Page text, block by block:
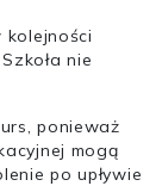
nie
ponieważ
mogą
po upływie